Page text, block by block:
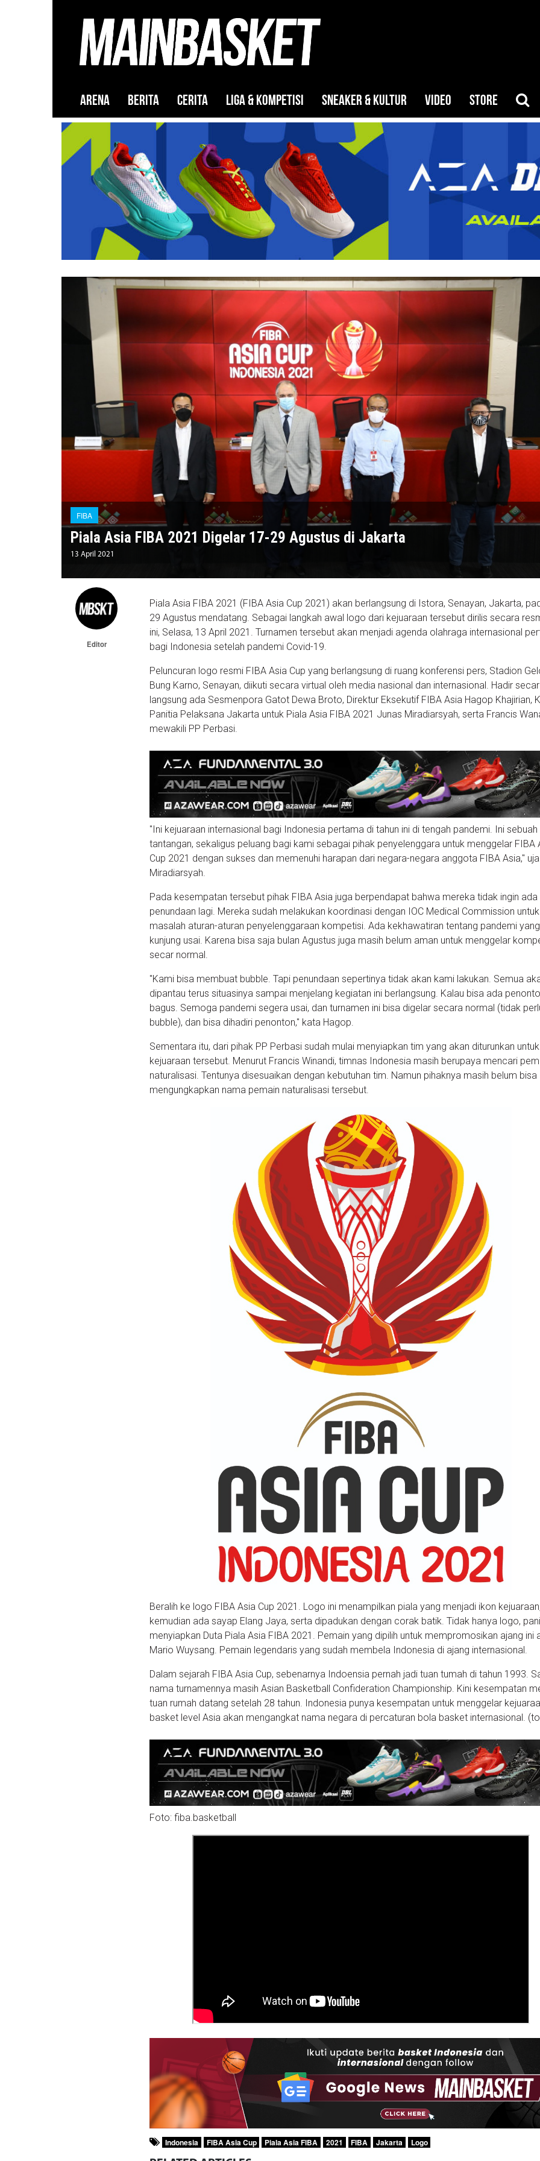
ARENA BERITA CERITA LIGA & KOMPETISI SNEAKER & KULTUR VIDEO STORE
FIBA
Piala Asia FIBA 2021 Digelar 17-29 Agustus di Jakarta
13 April 2021
Editor
Piala Asia FIBA 2021 (FIBA Asia Cup 2021) akan berlangsung di Istora, Senayan, Jakarta,
29 Agustus mendatang. Sebagai langkah awal logo dari kejuaraan tersebut dirilis secara
ini, Selasa, 13 April 2021. Turnamen tersebut akan menjadi agenda olahraga internasional
bagi Indonesia setelah pandemi Covid-19.
Peluncuran logo resmi FIBA Asia Cup yang berlangsung di ruang konferensi pers, Stadion
Bung Karno, Senayan, diikuti secara virtual oleh media nasional dan internasional. Hadir
langsung ada Sesmenpora Gatot Dewa Broto, Direktur Eksekutif FIBA Asia Hagop Khajirian,
Panitia Pelaksana Jakarta untuk Piala Asia FIBA 2021 Junas Miradiarsyah, serta Francis
mewakili PP Perbasi.
"Ini kejuaraan internasional bagi Indonesia pertama di tahun ini di tengah pandemi. Ini sebuah
tantangan, sekaligus peluang bagi kami sebagai pihak penyelenggara untuk menggelar FIBA
Cup 2021 dengan sukses dan memenuhi harapan dari negara-negara anggota FIBA Asia,"
Miradiarsyah.
Pada kesempatan tersebut pihak FIBA Asia juga berpendapat bahwa mereka tidak ingin ada
penundaan lagi. Mereka sudah melakukan koordinasi dengan IOC Medical Commission untuk
masalah aturan-aturan penyelenggaraan kompetisi. Ada kekhawatiran tentang pandemi
kunjung usai. Karena bisa saja bulan Agustus juga masih belum aman untuk menggelar
secar normal.
"Kami bisa membuat bubble. Tapi penundaan sepertinya tidak akan kami lakukan. Semua
dipantau terus situasinya sampai menjelang kegiatan ini berlangsung. Kalau bisa ada
bagus. Semoga pandemi segera usai, dan turnamen ini bisa digelar secara normal (tidak
bubble), dan bisa dihadiri penonton," kata Hagop.
Sementara itu, dari pihak PP Perbasi sudah mulai menyiapkan tim yang akan diturunkan untuk
kejuaraan tersebut. Menurut Francis Winandi, timnas Indonesia masih berupaya mencari
naturalisasi. Tentunya disesuaikan dengan kebutuhan tim. Namun pihaknya masih belum bisa
mengungkapkan nama pemain naturalisasi tersebut.
Beralih ke logo FIBA Asia Cup 2021. Logo ini menampilkan piala yang menjadi ikon
kemudian ada sayap Elang Jaya, serta dipadukan dengan corak batik. Tidak hanya logo,
menyiapkan Duta Piala Asia FIBA 2021. Pemain yang dipilih untuk mempromosikan ajang ini
Mario Wuysang. Pemain legendaris yang sudah membela Indonesia di ajang internasional.
Dalam sejarah FIBA Asia Cup, sebenarnya Indoensia pernah jadi tuan tumah di tahun 1993.
nama turnamennya masih Asian Basketball Confideration Championship. Kini kesempatan
tuan rumah datang setelah 28 tahun. Indonesia punya kesempatan untuk menggelar
basket level Asia akan mengangkat nama negara di percaturan bola basket internasional.
Foto: fiba.basketball
Indonesia FIBA Asia Cup Piala Asia FIBA 2021 FIBA Jakarta Logo